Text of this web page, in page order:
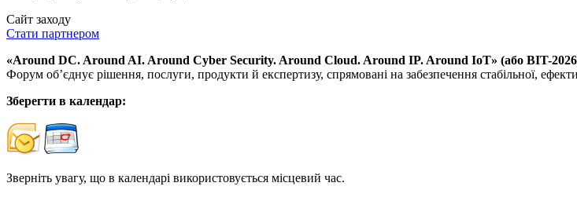
Сайт заходу
Стати партнером
«Around DC. Around AI. Around Cyber Security. Around Cloud. Around IP. Around IoT» (або BIT-
Форум об’єднує рішення, послуги, продукти й експертизу, спрямовані на забезпечення стабільної,
Зберегти в календар:
Зверніть увагу, що в календарі використовується місцевий час.